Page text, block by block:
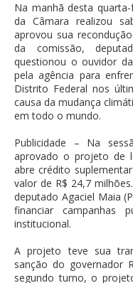
Na manhã desta
da Câmara realizou
aprovou sua
da comissão,
questionou o ouvidor
pela agência para
Distrito Federal nos
causa da mudança
em todo o mundo.
Publicidade – Na
aprovado o projeto de
abre crédito
valor de R$ 24,7
deputado Agaciel Maia
financiar campanhas
institucional.
A projeto teve sua
sanção do governador
segundo turno, o